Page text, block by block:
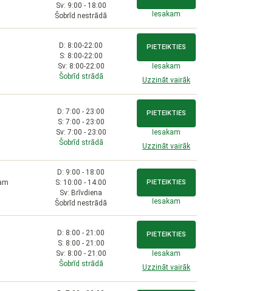
Sv: 9:00 - 18:00
Šobrīd nestrādā
Iesakam
D: 8:00-22:00
S: 8:00-22:00
Sv: 8:00-22:00
Šobrīd strādā
PIETEIKTIES
Iesakam
Uzzināt vairāk
D: 7:00 - 23:00
S: 7:00 - 23:00
Sv: 7:00 - 23:00
Šobrīd strādā
PIETEIKTIES
Iesakam
Uzzināt vairāk
D: 9:00 - 18:00
S: 10:00 - 14:00
Sv: Brīvdiena
Šobrīd nestrādā
PIETEIKTIES
Iesakam
D: 8:00 - 21:00
S: 8:00 - 21:00
Sv: 8:00 - 21:00
Šobrīd strādā
PIETEIKTIES
Iesakam
Uzzināt vairāk